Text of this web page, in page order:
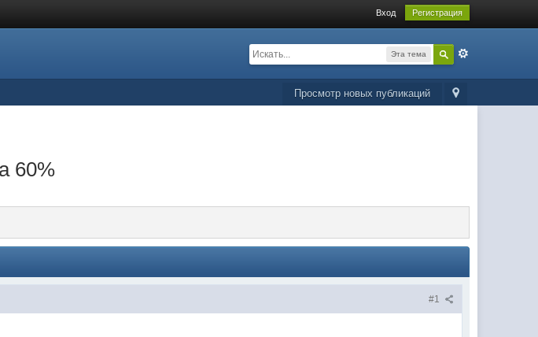
Вход Регистрация
Эта тема
Просмотр новых публикаций
60%
#1